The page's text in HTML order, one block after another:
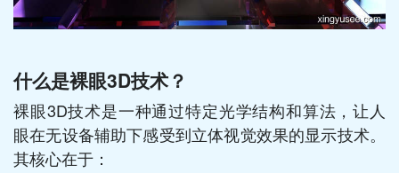
什么是裸眼3D技术？
裸眼3D技术是一种通过特定光学结构和算法，让人
眼在无设备辅助下感受到立体视觉效果的显示技术。
其核心在于：